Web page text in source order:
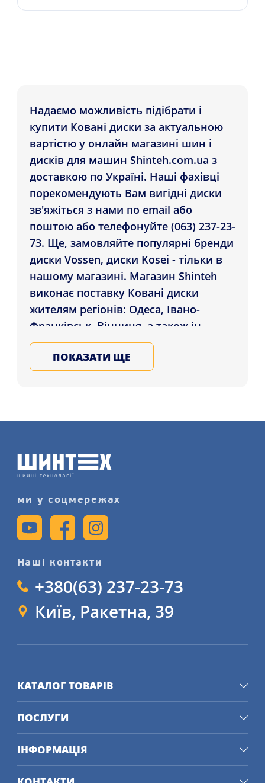
Надаємо можливість підібрати і
купити Ковані диски за актуальною
вартістю у онлайн магазині шин і
дисків для машин Shinteh.com.ua з
доставкою по Україні. Наші фахівці
порекомендують Вам вигідні диски
зв'яжіться з нами по email або
поштою або телефонуйте (063) 237-23-
73. Ще, замовляйте популярні бренди
диски Vossen, диски Kosei - тільки в
нашому магазині. Магазин Shinteh
виконає поставку Ковані диски
жителям регіонів: Одеса, Івано-
Франківськ, Вінниця, а також ін.
куточки України. Купуйте сталеві та
литі диски для авто у Нас, гарантія
ПОКАЗАТИ ЩЕ
ми у соцмережах
Наші контакти
+380(63) 237-23-73
Київ, Ракетна, 39
КАТАЛОГ ТОВАРІВ
ПОСЛУГИ
ІНФОРМАЦІЯ